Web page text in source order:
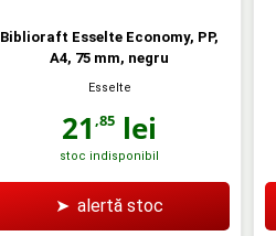
Biblioraft Esselte Economy, PP,
A4, 75 mm, negru
Esselte
21 ,85 lei
stoc indisponibil
➤ alertă stoc